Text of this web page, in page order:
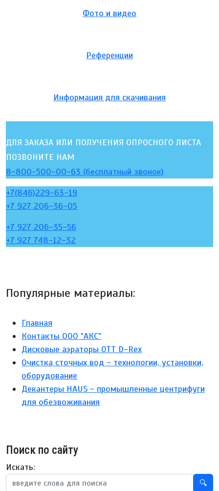
Фото и видео
Референции
Информация для скачивания
ДЛЯ ЗАКАЗА ИЛИ ПОЛУЧЕНИЯ ОПРОСНОГО ЛИСТА
ПОЗВОНИТЕ НАМ
8-800-500-00-63 (бесплатный звонок)
+7(846)229-63-19
+7 927 206-36-05
+7 927 206-35-56
+7 927 748-12-32
Популярные материалы:
Главная
Контакты ООО "АКС"
Дисковые аэраторы ОТТ D-Rex
Очистка сточных вод - технологии, установки,
оборудование
Декантеры HAUS - промышленные центрифуги
для обезвоживания
Поиск по сайту
Искать:
🔍